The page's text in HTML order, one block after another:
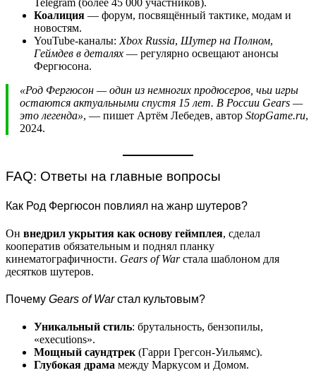
Коалиция — форум, посвящённый тактике, модам и
новостям.
YouTube-каналы: Xbox Russia, Шутер на Полном,
Геймдев в деталях — регулярно освещают анонсы
Фергюсона.
«Род Фергюсон — один из немногих продюсеров, чьи игры
остаются актуальными спустя 15 лет. В России Gears —
это легенда», — пишет Артём Лебедев, автор StopGame.ru,
2024.
FAQ: Ответы на главные вопросы
Как Род Фергюсон повлиял на жанр шутеров?
Он внедрил укрытия как основу геймплея, сделал
кооператив обязательным и поднял планку
кинематографичности. Gears of Warстала шаблоном для
десятков шутеров.
Почему Gears of Warстал культовым?
Уникальный стиль: брутальность, бензопилы,
«executions».
Мощный саундтрек (Гарри Грегсон-Уильямс).
Глубокая драма между Маркусом и Домом.